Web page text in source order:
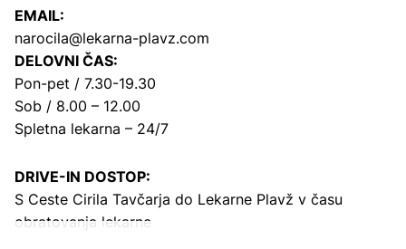
EMAIL:
narocila@lekarna-plavz.com
DELOVNI ČAS:
Pon-pet / 7.30-19.30
Sob / 8.00 – 12.00
Spletna lekarna – 24/7
DRIVE-IN DOSTOP:
S Ceste Cirila Tavčarja do Lekarne Plavž v času
obratovanja lekarne